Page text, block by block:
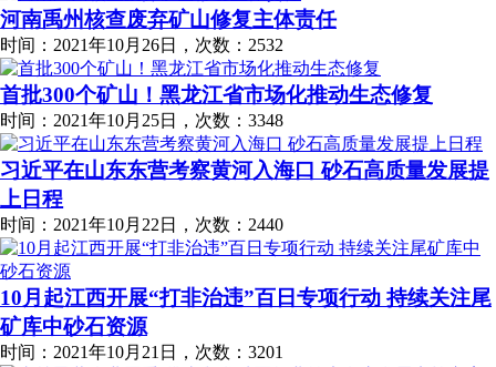
河南禹州核查废弃矿山修复主体责任
时间：2021年10月26日，次数：2532
首批300个矿山！黑龙江省市场化推动生态修复
时间：2021年10月25日，次数：3348
习近平在山东东营考察黄河入海口 砂石高质量发展提
上日程
时间：2021年10月22日，次数：2440
10月起江西开展“打非治违”百日专项行动 持续关注尾
矿库中砂石资源
时间：2021年10月21日，次数：3201